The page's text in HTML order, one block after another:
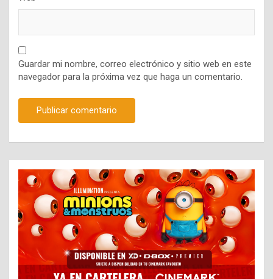
Guardar mi nombre, correo electrónico y sitio web en este
navegador para la próxima vez que haga un comentario.